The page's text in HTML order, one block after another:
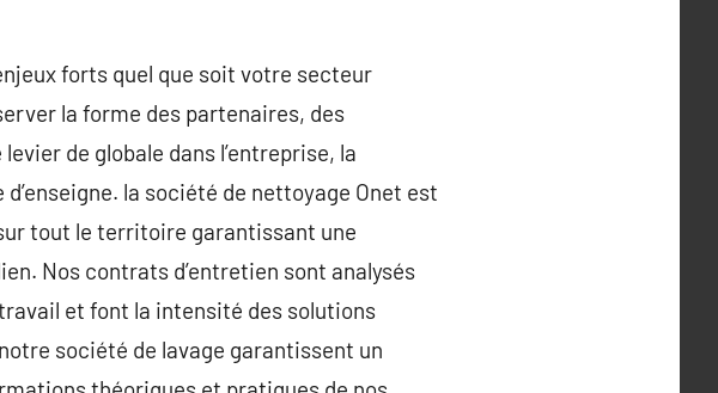
forts quel que soit votre secteur
la forme des partenaires, des
de globale dans l’entreprise, la
la société de nettoyage Onet est
tout le territoire garantissant une
Nos contrats d’entretien sont analysés
et font la intensité des solutions
société de lavage garantissent un